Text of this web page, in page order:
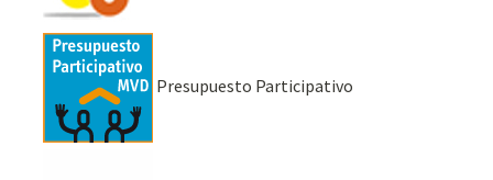
Presupuesto Participativo